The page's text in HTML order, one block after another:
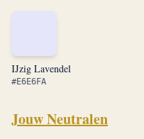
IJzig Lavendel
#E6E6FA
Jouw Neutralen